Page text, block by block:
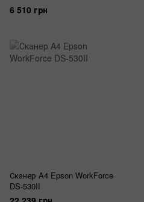
6 510 грн
Сканер A4 Epson WorkForce
DS-530II